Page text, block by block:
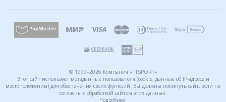
© 1999–2026 Компания «TTSPORT»
Этот сайт использует метаданные пользователя (cookie, данные об IP-адресе и
местоположении) для обеспечения своих функций. Вы должны покинуть сайт, если не
согласны с обработкой сайтом этих данных.
Подробнее: